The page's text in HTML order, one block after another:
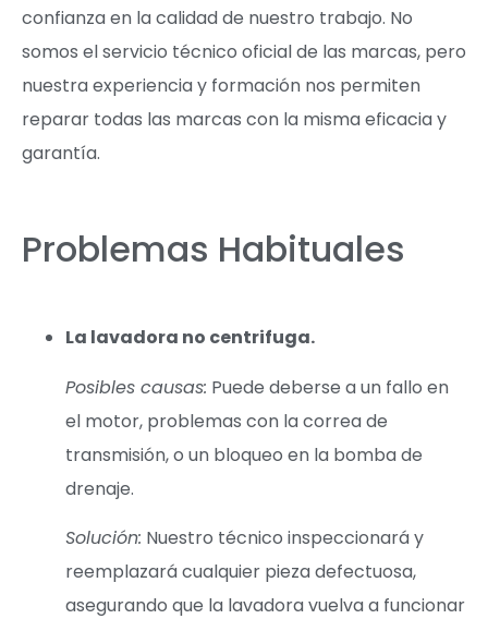
confianza en la calidad de nuestro trabajo. No
somos el servicio técnico oficial de las marcas, pero
nuestra experiencia y formación nos permiten
reparar todas las marcas con la misma eficacia y
garantía.
Problemas Habituales
La lavadora no centrifuga.
Posibles causas: Puede deberse a un fallo en
el motor, problemas con la correa de
transmisión, o un bloqueo en la bomba de
drenaje.
Solución: Nuestro técnico inspeccionará y
reemplazará cualquier pieza defectuosa,
asegurando que la lavadora vuelva a funcionar